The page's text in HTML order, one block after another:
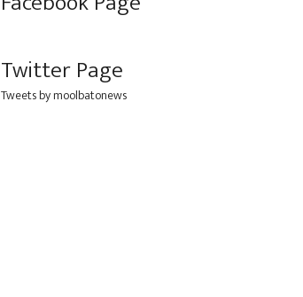
Twitter Page
Tweets by moolbatonews